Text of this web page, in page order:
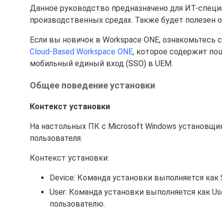
Данное руководство предназначено для ИТ-
производственных средах. Также будет полезен
Если вы новичок в Workspace ONE,
Cloud-Based Workspace ONE, которое содержит
мобильный единый вход (SSO) в UEM.
Общее поведение установки
Контекст установки
На настольных ПК с Microsoft Windows
пользователя.
Контекст установки:
Device: Команда установки выполняется как
User: Команда установки выполняется как
пользователю.